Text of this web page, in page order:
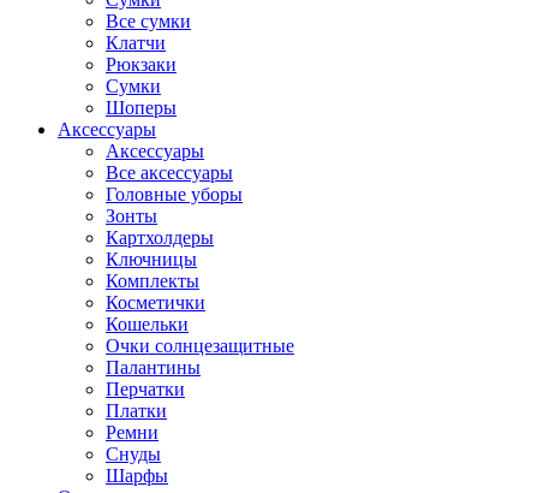
Все сумки
Клатчи
Рюкзаки
Сумки
Шоперы
Аксессуары
Аксессуары
Все аксессуары
Головные уборы
Зонты
Картхолдеры
Ключницы
Комплекты
Косметички
Кошельки
Очки солнцезащитные
Палантины
Перчатки
Платки
Ремни
Снуды
Шарфы